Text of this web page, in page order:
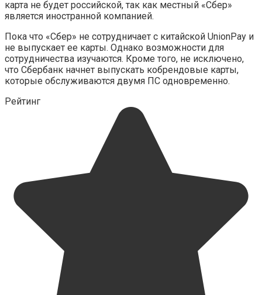
карта не будет российской, так как местный «Сбер»
является иностранной компанией.
Пока что «Сбер» не сотрудничает с китайской UnionPay и
не выпускает ее карты. Однако возможности для
сотрудничества изучаются. Кроме того, не исключено,
что Сбербанк начнет выпускать кобрендовые карты,
которые обслуживаются двумя ПС одновременно.
Рейтинг